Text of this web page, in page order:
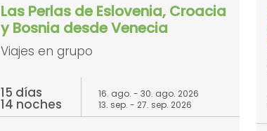
Las Perlas de Eslovenia, Croacia
y Bosnia desde Venecia
Viajes en grupo
15 días
14 noches
16. ago. - 30. ago. 2026
13. sep. - 27. sep. 2026